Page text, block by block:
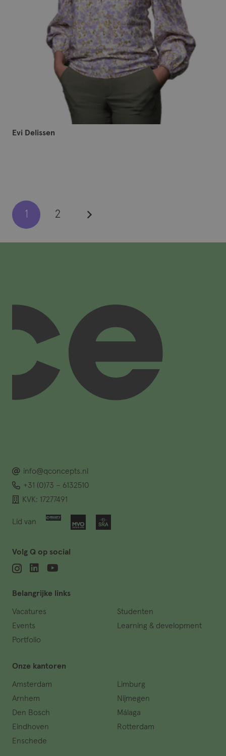
Evi Delissen
1 2
info@qconcepts.nl
+31 (0)73 – 6132510
KVK: 17277491
Lid van
Volg Q op social
Belangrijke links
Vacatures
Events
Portfolio
Studenten
Learning & development
Onze kantoren
Amsterdam
Arnhem
Den Bosch
Eindhoven
Enschede
Limburg
Nijmegen
Málaga
Rotterdam